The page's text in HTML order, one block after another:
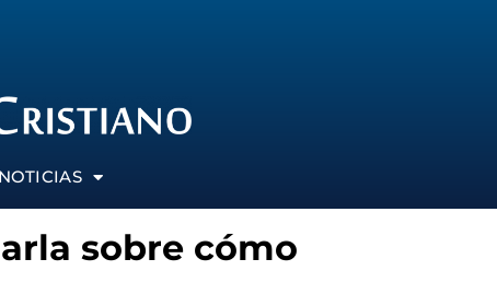
NOTICIAS
sobre cómo